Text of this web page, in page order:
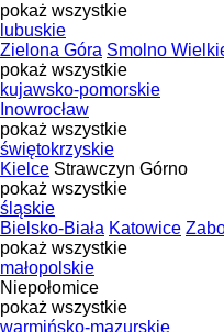
pokaż wszystkie
lubuskie
Zielona Góra Smolno
pokaż wszystkie
kujawsko-pomorskie
Inowrocław
pokaż wszystkie
świętokrzyskie
Kielce Strawczyn Górno
pokaż wszystkie
śląskie
Bielsko-Biała Katowice
pokaż wszystkie
małopolskie
Niepołomice
pokaż wszystkie
warmińsko-mazurskie